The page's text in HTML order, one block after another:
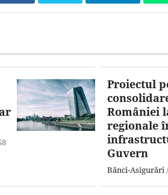
Proiectul
României
regionale
Guvern
Bănci-Asigurări